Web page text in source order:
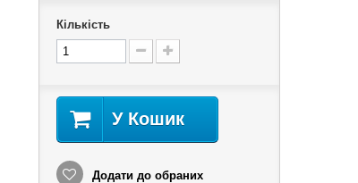
Кількість
У Кошик
Додати до обраних